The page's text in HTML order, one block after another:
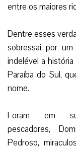
entre os maiores
Dentre esses
sobressai por
indelével a
Paraíba do Sul,
nome.
Foram em
pescadores,
Pedroso,